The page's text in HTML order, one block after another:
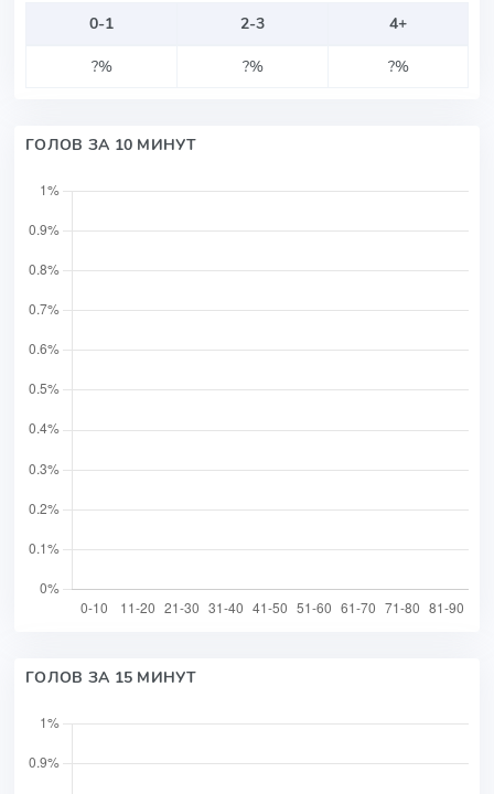
0-1 2-3
4+
?%
?% ?%
ГОЛОВ ЗА 10 МИНУТ
ГОЛОВ ЗА 15 МИНУТ